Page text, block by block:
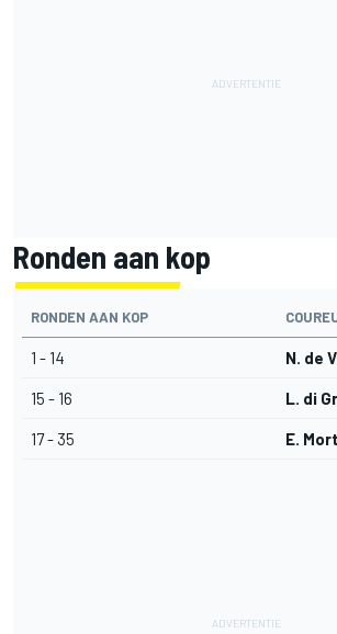
Ronden aan kop
RONDEN AAN KOP
1 - 14 N. de
15 - 16 L. di
17 - 35 E.